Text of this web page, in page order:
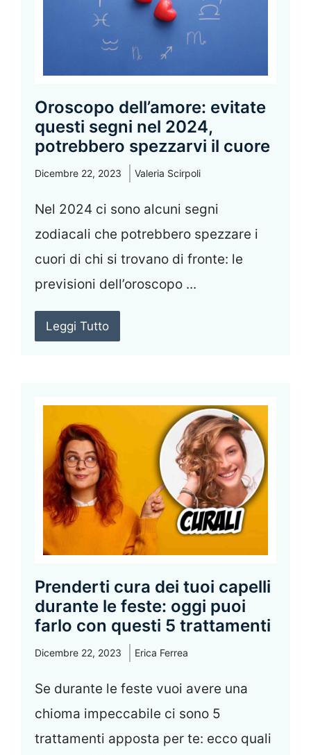
Oroscopo dell’amore: evitate
questi segni nel 2024,
potrebbero spezzarvi il cuore
Dicembre 22, 2023 Valeria Scirpoli
Nel 2024 ci sono alcuni segni
zodiacali che potrebbero spezzare i
cuori di chi si trovano di fronte: le
previsioni dell’oroscopo ...
Leggi Tutto
Prenderti cura dei tuoi capelli
durante le feste: oggi puoi
farlo con questi 5 trattamenti
Dicembre 22, 2023 Erica Ferrea
Se durante le feste vuoi avere una
chioma impeccabile ci sono 5
trattamenti apposta per te: ecco quali